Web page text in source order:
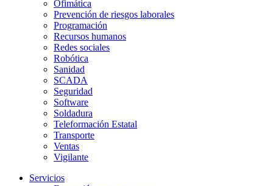
Ofimática
Prevención de riesgos laborales
Programación
Recursos humanos
Redes sociales
Robótica
Sanidad
SCADA
Seguridad
Software
Soldadura
Teleformación Estatal
Transporte
Ventas
Vigilante
Servicios